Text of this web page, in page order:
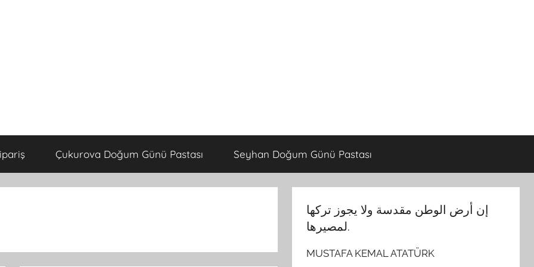
Çukurova Doğum Günü Pastası Seyhan Doğum Günü Pastası
إن أرض الوطن مقدسة ولا يجوز تركها
لمصيرها.
MUSTAFA KEMAL ATATÜRK